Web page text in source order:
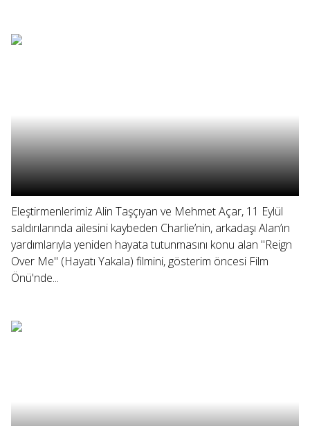
Eleştirmenlerimiz Alin Taşçıyan ve Mehmet Açar, 11 Eylül
saldırılarında ailesini kaybeden Charlie’nin, arkadaşı Alan’ın
yardımlarıyla yeniden hayata tutunmasını konu alan "Reign
Over Me" (Hayatı Yakala) filmini, gösterim öncesi Film
Önü'nde...